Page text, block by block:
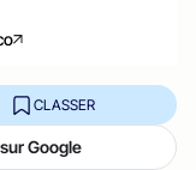
CLASSER
Google